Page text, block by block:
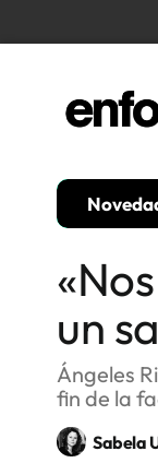
Tendencias
Memoria
Histórica
Gastronomía
la historia
un
Ángeles
fin de la
Sabela